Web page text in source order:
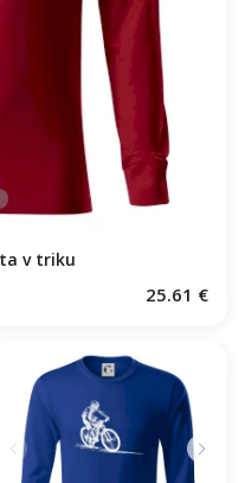
v triku
25.61 €